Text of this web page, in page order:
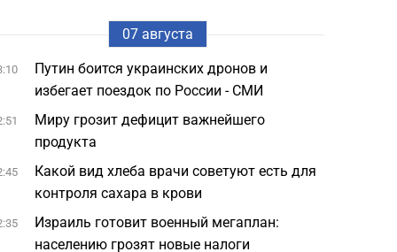
07 августа
Путин боится украинских дронов и
избегает поездок по России - СМИ
Миру грозит дефицит важнейшего
продукта
Какой вид хлеба врачи советуют есть для
контроля сахара в крови
Израиль готовит военный мегаплан:
населению грозят новые налоги